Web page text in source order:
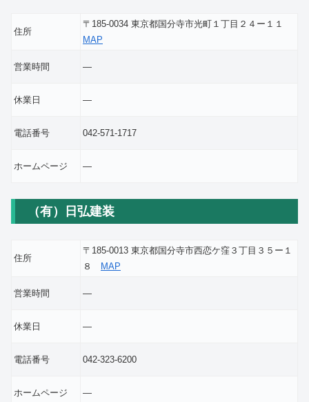
住所
〒185-0034 東京都国分寺市光町１丁目２４ー１１
MAP
営業時間 ―
休業日 ―
電話番号 042-571-1717
ホームページ ―
（有）日弘建装
住所
〒185-0013 東京都国分寺市西恋ケ窪３丁目３５ー１
８ MAP
営業時間 ―
休業日 ―
電話番号 042-323-6200
ホームページ ―